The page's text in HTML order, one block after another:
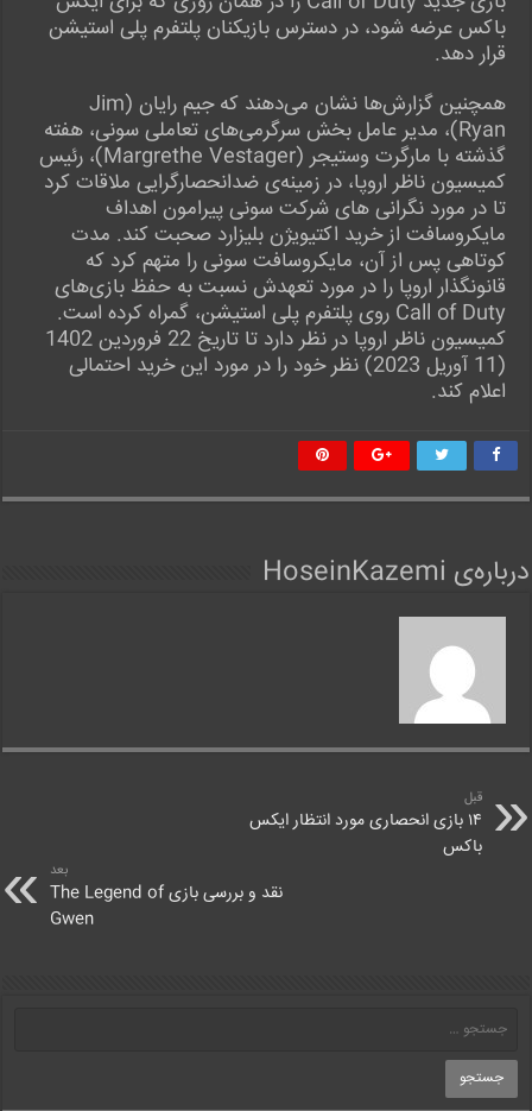
باکس عرضه شود، در دسترس بازیکنان پلتفرم پلی‌ استیشن
قرار دهد.
همچنین گزارش‌ها نشان می‌دهند که جیم رایان (Jim
Ryan)، مدیر عامل بخش سرگرمی‌های تعاملی سونی، هفته
گذشته با مارگرت وستیجر (Margrethe Vestager)، رئیس
کمیسیون ناظر اروپا، در زمینه‌ی ضدانحصارگرایی ملاقات کرد
تا در مورد نگرانی های شرکت سونی پیرامون اهداف
مایکروسافت از خرید اکتیویژن بلیزارد صحبت کند. مدت
کوتاهی پس از آن، مایکروسافت سونی را متهم کرد که
قانونگذار اروپا را در مورد تعهدش نسبت به حفظ بازی‌های
Call of Duty روی پلتفرم پلی استیشن، گمراه کرده است.
کمیسیون ناظر اروپا در نظر دارد تا تاریخ 22 فروردین 1402
(11 آوریل 2023) نظر خود را در مورد این خرید احتمالی
اعلام کند.
درباره‌ی HoseinKazemi
قبل
۱۴ بازی انحصاری مورد انتظار ایکس
باکس
بعد
نقد و بررسی بازی The Legend of
Gwen